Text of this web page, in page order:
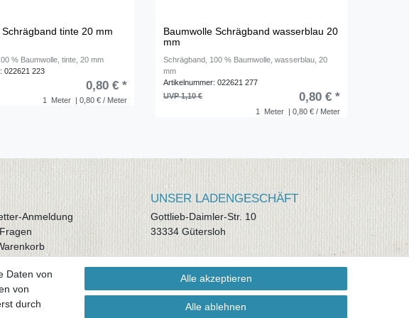
Schrägband tinte 20 mm
% Baumwolle, tinte, 20 mm
022621 223
1 Meter | 0,80 € / Meter
0,80 € *
Baumwolle Schrägband wasserblau 20
mm
Schrägband, 100 % Baumwolle, wasserblau, 20
mm
Artikelnummer: 022621 277
1 Meter | 0,80 € / Meter
UVP 1,10 € 0,80 € *
Anmeldung
UNSER LADENGESCHÄFT
Gottlieb-Daimler-Str. 10
33334 Gütersloh
ÖFFNUNGSZEITEN
Montag - Dienstag: 8.00 - 18.00 Uhr,
Mittwoch Ruhetag, Donnerstag: 8.00 -
18.00 Uhr, Freitag 8.00 - 14.00 Uhr
Daten von
von
durch
Alle akzeptieren
Alle ablehnen